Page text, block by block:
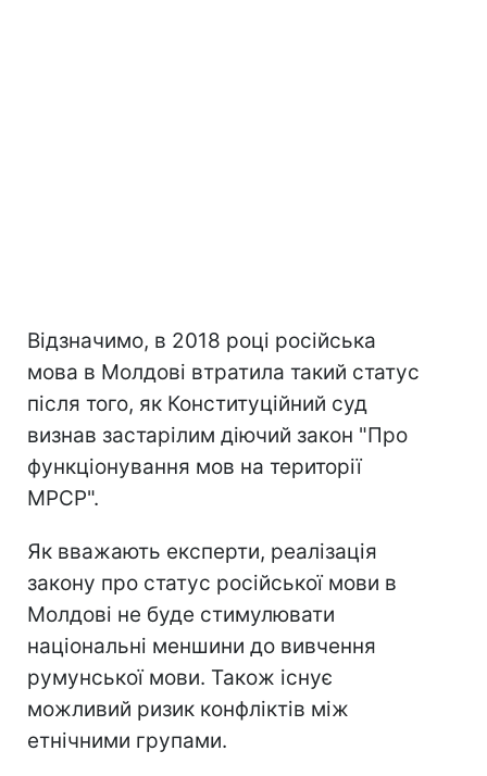
Відзначимо, в 2018 році російська
мова в Молдові втратила такий статус
після того, як Конституційний суд
визнав застарілим діючий закон "Про
функціонування мов на території
МРСР".
Як вважають експерти, реалізація
закону про статус російської мови в
Молдові не буде стимулювати
національні меншини до вивчення
румунської мови. Також існує
можливий ризик конфліктів між
етнічними групами.